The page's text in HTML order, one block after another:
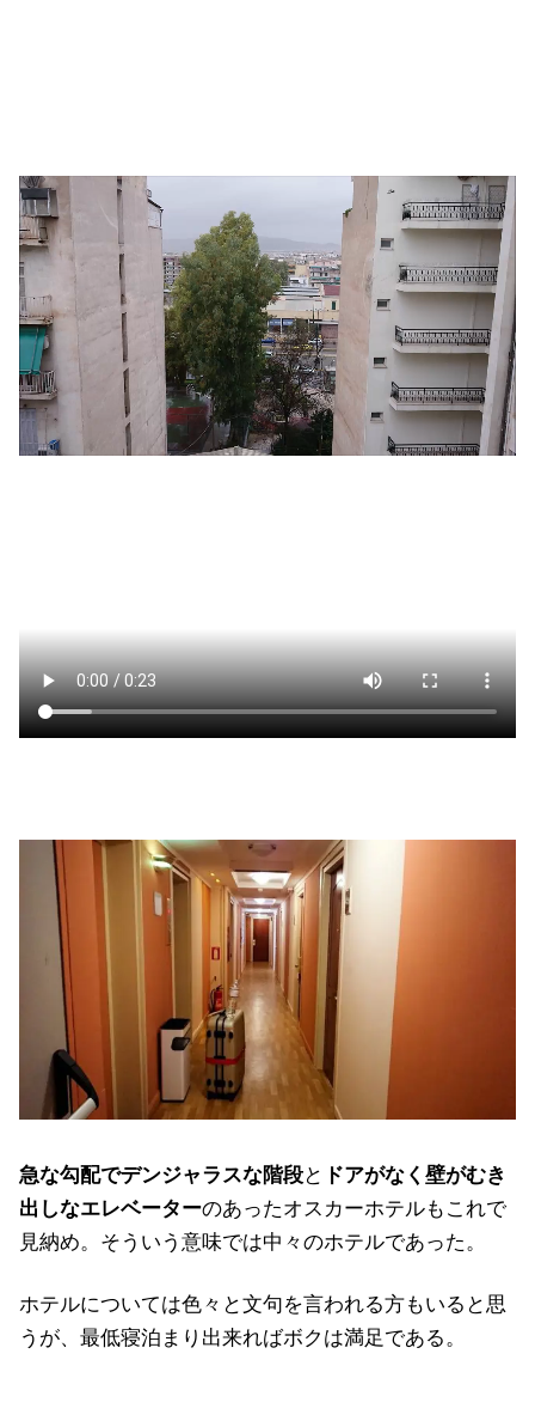
急な勾配でデンジャラスな階段と ドアがなく壁がむき
出しなエレベーターのあったオスカーホテルもこれで
見納め。そういう意味では中々のホテルであった。
ホテルについては色々と文句を言われる方もいると思
うが、最低寝泊まり出来ればボクは満足である。